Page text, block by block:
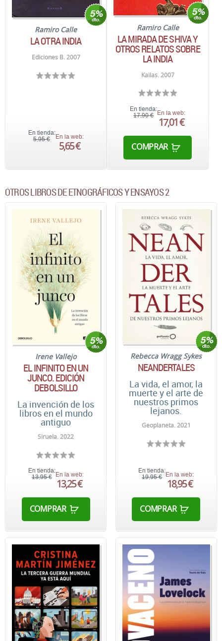
Ramiro Calle
LA OTRA INDIA
Ediciones B. 2007
En tienda:
5,95 €
En la web:
5,65 €
Ramiro Calle
LA MIRADA DE SHIVA Y
OTROS RELATOS SOBRE
LA INDIA
Kailas. 2007
En tienda:
17,90 € En la web:
17,01 €
COMPRAR
OTROS LIBROS DE ETNOGRÁFICOS Y ENSAYOS 2
Irene Vallejo
EL INFINITO EN UN
JUNCO. EDICIÓN
DEBOLSILLO
La invención de los
libros en el mundo
antiguo
Siruela. 2022
En tienda:
13,95 € En la web:
13,25 €
COMPRAR
Rebecca Wragg Sykes
NEANDERTALES
La vida, el amor, la
muerte y el arte de
nuestros primos
lejanos.
Geoplaneta. 2021
En tienda:
19,95 €
En la web:
18,95 €
COMPRAR